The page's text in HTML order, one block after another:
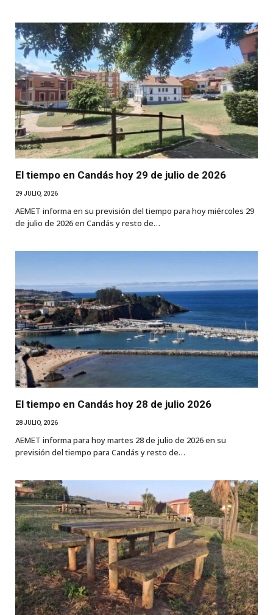
El tiempo en Candás hoy 29 de julio de 2026
29 JULIO, 2026
AEMET informa en su previsión del tiempo para hoy miércoles 29
de julio de 2026 en Candás y resto de…
El tiempo en Candás hoy 28 de julio 2026
28 JULIO, 2026
AEMET informa para hoy martes 28 de julio de 2026 en su
previsión del tiempo para Candás y resto de…